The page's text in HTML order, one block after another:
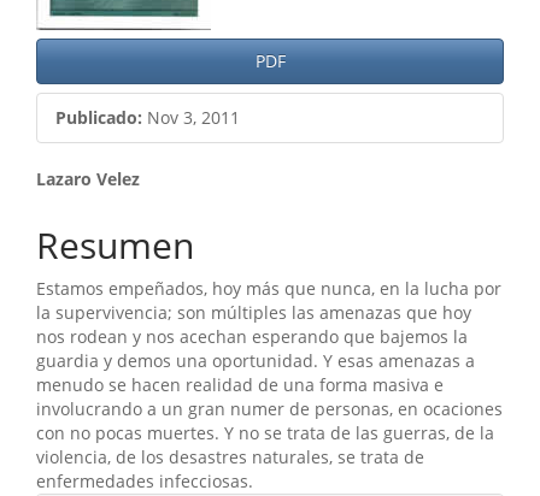
PDF
Publicado: Nov 3, 2011
Contenido
principal
del
artículo
Lazaro Velez
Resumen
Estamos empeñados, hoy más que nunca, en la lucha por
la supervivencia; son múltiples las amenazas que hoy
nos rodean y nos acechan esperando que bajemos la
guardia y demos una oportunidad. Y esas amenazas a
menudo se hacen realidad de una forma masiva e
involucrando a un gran numer de personas, en ocaciones
con no pocas muertes. Y no se trata de las guerras, de la
violencia, de los desastres naturales, se trata de
enfermedades infecciosas.